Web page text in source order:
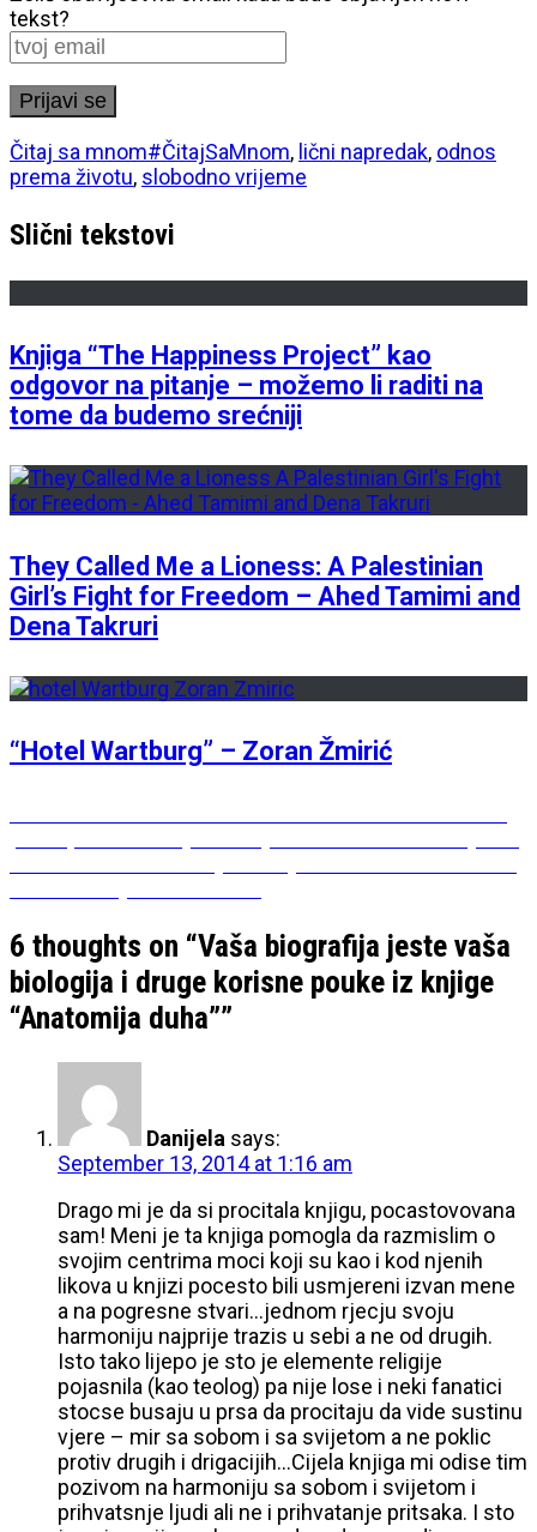
tekst?
Čitaj sa mnom#ČitajSaMnom, lični napredak, odnos
prema životu, slobodno vrijeme
Slični tekstovi
Knjiga “The Happiness Project” kao
odgovor na pitanje – možemo li raditi na
tome da budemo srećniji
They Called Me a Lioness: A Palestinian
Girl’s Fight for Freedom – Ahed Tamimi and
Dena Takruri
“Hotel Wartburg” – Zoran Žmirić
Post
navigation
6 thoughts on “Vaša biografija jeste vaša
biologija i druge korisne pouke iz knjige
“Anatomija duha””
Danijela says:
September 13, 2014 at 1:16 am
Drago mi je da si procitala knjigu, pocastovovana
sam! Meni je ta knjiga pomogla da razmislim o
svojim centrima moci koji su kao i kod njenih
likova u knjizi pocesto bili usmjereni izvan mene
a na pogresne stvari…jednom rjecju svoju
harmoniju najprije trazis u sebi a ne od drugih.
Isto tako lijepo je sto je elemente religije
pojasnila (kao teolog) pa nije lose i neki fanatici
stocse busaju u prsa da procitaju da vide sustinu
vjere – mir sa sobom i sa svijetom a ne poklic
protiv drugih i drigacijih…Cijela knjiga mi odise tim
pozivom na harmoniju sa sobom i svijetom i
prihvatsnje ljudi ali ne i prihvatanje pritsaka. I sto